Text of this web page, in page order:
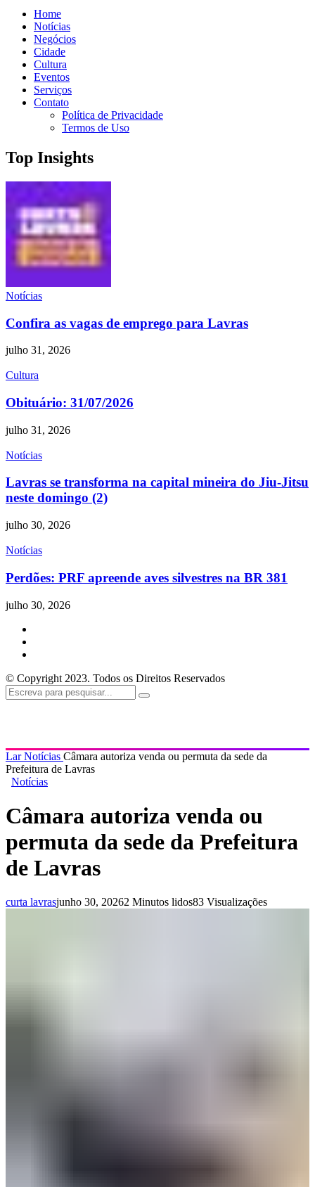
Home
Notícias
Negócios
Cidade
Cultura
Eventos
Serviços
Contato
Política de Privacidade
Termos de Uso
Top Insights
Notícias
Confira as vagas de emprego para Lavras
julho 31, 2026
Cultura
Obituário: 31/07/2026
julho 31, 2026
Notícias
Lavras se transforma na capital mineira do Jiu-Jitsu
neste domingo (2)
julho 30, 2026
Notícias
Perdões: PRF apreende aves silvestres na BR 381
julho 30, 2026
© Copyright 2023. Todos os Direitos Reservados
LarNotícias Câmara autoriza venda ou permuta da sede da
Prefeitura de Lavras
Notícias
Câmara autoriza venda ou
permuta da sede da Prefeitura
de Lavras
curta lavrasjunho 30, 20262 Minutos lidos83 Visualizações